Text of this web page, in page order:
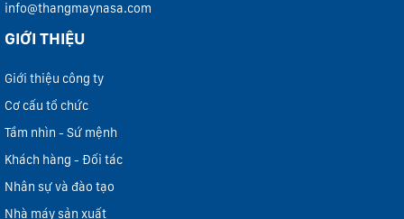
info@thangmaynasa.com
GIỚI THIỆU
Giới thiệu công ty
Cơ cấu tổ chức
Tầm nhìn - Sứ mệnh
Khách hàng - Đối tác
Nhân sự và đào tạo
Nhà máy sản xuất